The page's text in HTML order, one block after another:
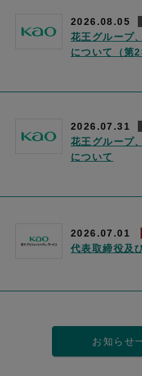
2026.08.05
花王グループ
について（第2
2026.07.31
花王グループ
について
2026.07.01
代表取締役及
お知らせ